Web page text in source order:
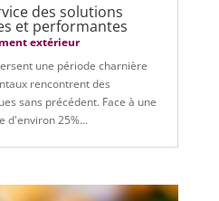
des solutions
et performantes
extérieur
une période charnière
rencontrent des
sans précédent. Face à une
d'environ 25%...